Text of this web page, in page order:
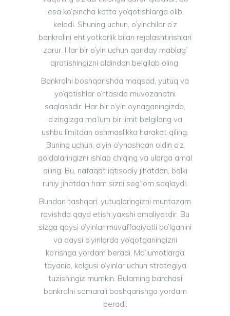
esa ko’pincha katta yo’qotishlarga olib
keladi. Shuning uchun, o’yinchilar o’z
bankrolini ehtiyotkorlik bilan rejalashtirishlari
zarur. Har bir o’yin uchun qanday mablag’
ajratishingizni oldindan belgilab oling.
Bankrolni boshqarishda maqsad, yutuq va
yo’qotishlar o’rtasida muvozanatni
saqlashdir. Har bir o’yin oynaganingizda,
o’zingizga ma’lum bir limit belgilang va
ushbu limitdan oshmaslikka harakat qiling.
Buning uchun, o’yin o’ynashdan oldin o’z
qoidalaringizni ishlab chiqing va ularga amal
qiling. Bu, nafaqat iqtisodiy jihatdan, balki
ruhiy jihatdan ham sizni sog’lom saqlaydi.
Bundan tashqari, yutuqlaringizni muntazam
ravishda qayd etish yaxshi amaliyotdir. Bu
sizga qaysi o’yinlar muvaffaqiyatli bo’lganini
va qaysi o’yinlarda yo’qotganingizni
ko’rishga yordam beradi. Ma’lumotlarga
tayanib, kelgusi o’yinlar uchun strategiya
tuzishingiz mumkin. Bularning barchasi
bankrolni samarali boshqarishga yordam
beradi.